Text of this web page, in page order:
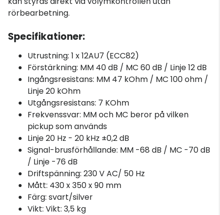
rörbearbetning.
Specifikationer:
Utrustning: 1 x 12AU7 (ECC82)
Förstärkning: MM 40 dB / MC 60 dB / Linje 12 dB
Ingångsresistans: MM 47 kOhm / MC 100 ohm /
Linje 20 kOhm
Utgångsresistans: 7 KOhm
Frekvenssvar: MM och MC beror på vilken
pickup som används
Linje 20 Hz - 20 kHz ±0,2 dB
Signal-brusförhållande: MM -68 dB / MC -70 dB
/ Linje -76 dB
Driftspänning: 230 V AC/ 50 Hz
Mått: 430 x 350 x 90 mm
Färg: svart/silver
Vikt: Vikt: 3,5 kg